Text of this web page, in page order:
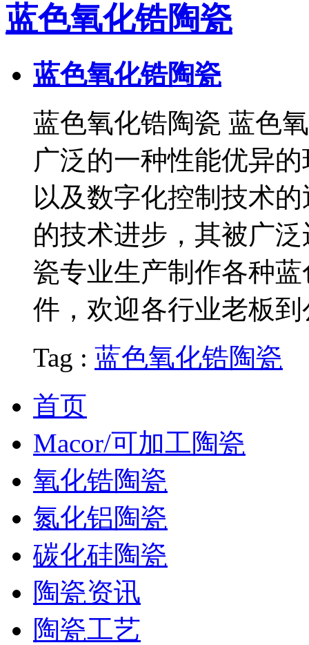
蓝色氧化锆陶瓷
蓝色氧化锆陶瓷
蓝色氧化锆陶瓷 蓝色
广泛的一种性能优异
以及数字化控制技术
的技术进步，其被广
瓷专业生产制作各种
件，欢迎各行业老板
Tag : 蓝色氧化锆陶瓷
首页
Macor/可加工陶瓷
氧化锆陶瓷
氮化铝陶瓷
碳化硅陶瓷
陶瓷资讯
陶瓷工艺